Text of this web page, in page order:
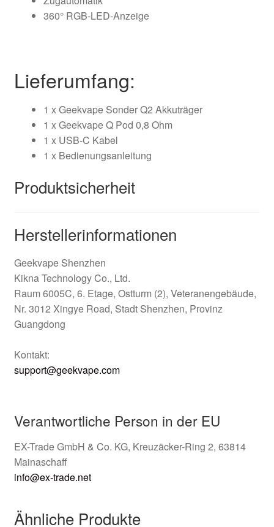
360° RGB-LED-Anzeige
Lieferumfang:
1 x Geekvape Sonder Q2 Akkuträger
1 x Geekvape Q Pod 0,8 Ohm
1 x USB-C Kabel
1 x Bedienungsanleitung
Produktsicherheit
Herstellerinformationen
Geekvape Shenzhen
Kikna Technology Co., Ltd.
Raum 6005C, 6. Etage, Ostturm (2), Veteranengebäude,
Nr. 3012 Xingye Road, Stadt Shenzhen, Provinz
Guangdong
Kontakt:
support@geekvape.com
Verantwortliche Person in der EU
EX-Trade GmbH & Co. KG, Kreuzäcker-Ring 2, 63814
Mainaschaff
info@ex-trade.net
Ähnliche Produkte